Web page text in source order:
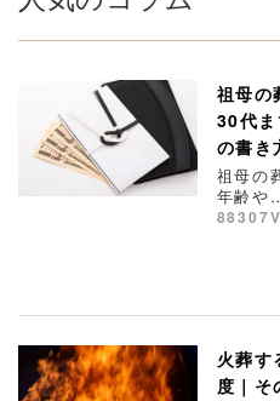
祖母の
30代
の書き
祖母の
年齢や
火葬
度｜そ